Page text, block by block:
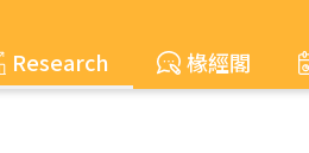
Research 椽經閣